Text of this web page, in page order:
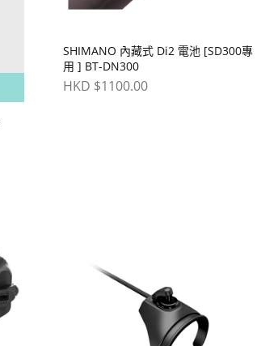
SHIMANO 內藏式 Di2 電池 [SD300專
用 ] BT-DN300
HKD $1100.00